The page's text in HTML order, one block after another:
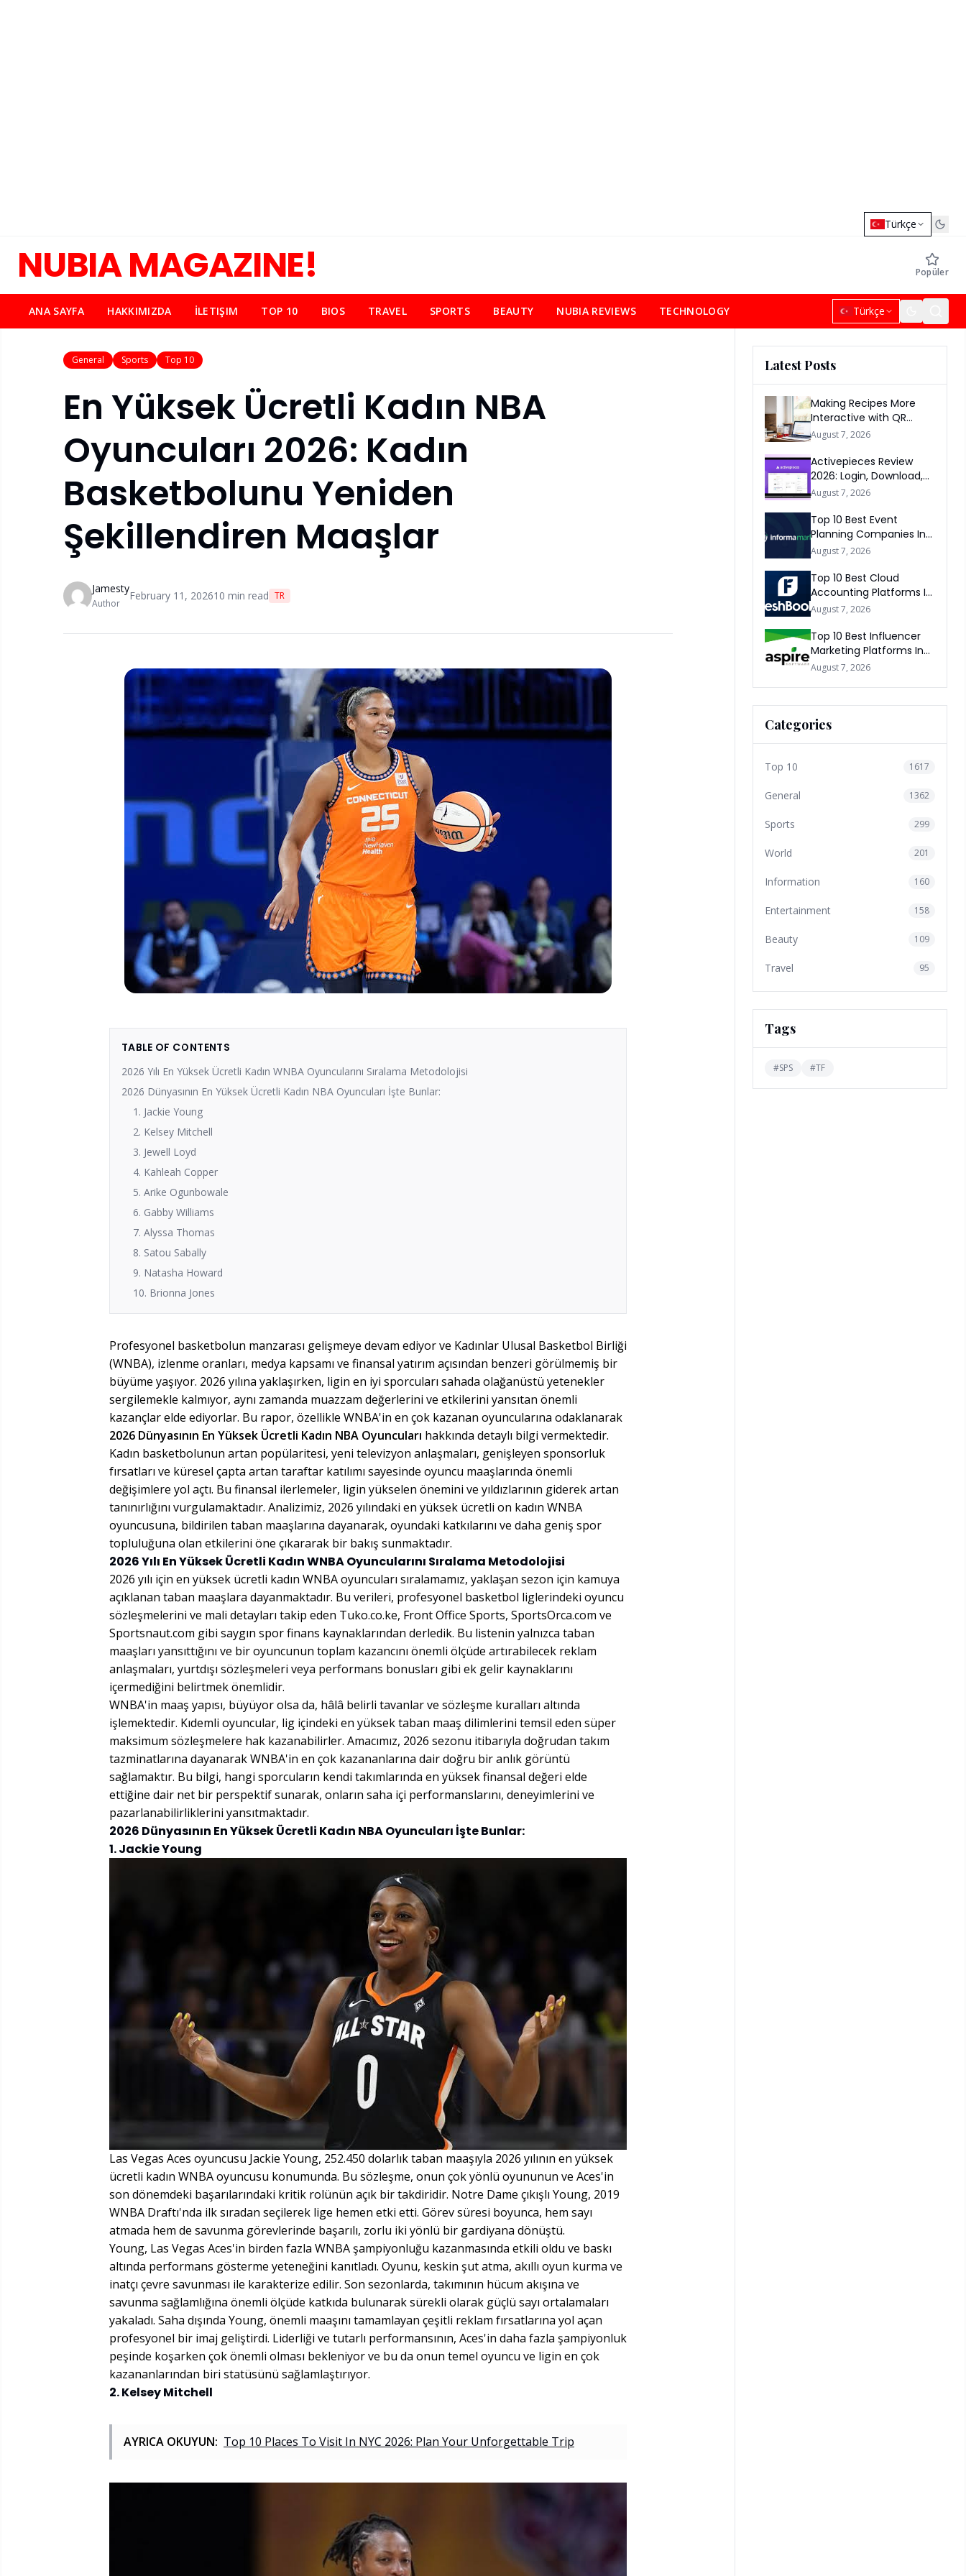
Türkçe
NUBIA MAGAZINE! Popüler
ANA SAYFA HAKKIMIZDA İLETIŞIM TOP 10 BIOS TRAVEL SPORTS BEAUTY NUBIA REVIEWS TECHNOLOGY Türkçe
General Sports Top 10
En Yüksek Ücretli Kadın NBA
Oyuncuları 2026: Kadın
Basketbolunu Yeniden
Şekillendiren Maaşlar
Jamesty
Author
February 11, 202610 min read TR
TABLE OF CONTENTS
2026 Yılı En Yüksek Ücretli Kadın WNBA Oyuncularını Sıralama Metodolojisi
2026 Dünyasının En Yüksek Ücretli Kadın NBA Oyuncuları İşte Bunlar:
1. Jackie Young
2. Kelsey Mitchell
3. Jewell Loyd
4. Kahleah Copper
5. Arike Ogunbowale
6. Gabby Williams
7. Alyssa Thomas
8. Satou Sabally
9. Natasha Howard
10. Brionna Jones
Profesyonel basketbolun manzarası gelişmeye devam ediyor ve Kadınlar Ulusal Basketbol Birliği
(WNBA), izlenme oranları, medya kapsamı ve finansal yatırım açısından benzeri görülmemiş bir
büyüme yaşıyor. 2026 yılına yaklaşırken, ligin en iyi sporcuları sahada olağanüstü yetenekler
sergilemekle kalmıyor, aynı zamanda muazzam değerlerini ve etkilerini yansıtan önemli
kazançlar elde ediyorlar. Bu rapor, özellikle WNBA'in en çok kazanan oyuncularına odaklanarak
2026 Dünyasının En Yüksek Ücretli Kadın NBA Oyuncuları hakkında detaylı bilgi vermektedir.
Kadın basketbolunun artan popülaritesi, yeni televizyon anlaşmaları, genişleyen sponsorluk
fırsatları ve küresel çapta artan taraftar katılımı sayesinde oyuncu maaşlarında önemli
değişimlere yol açtı. Bu finansal ilerlemeler, ligin yükselen önemini ve yıldızlarının giderek artan
tanınırlığını vurgulamaktadır. Analizimiz, 2026 yılındaki en yüksek ücretli on kadın WNBA
oyuncusuna, bildirilen taban maaşlarına dayanarak, oyundaki katkılarını ve daha geniş spor
topluluğuna olan etkilerini öne çıkararak bir bakış sunmaktadır.
2026 Yılı En Yüksek Ücretli Kadın WNBA Oyuncularını Sıralama Metodolojisi
2026 yılı için en yüksek ücretli kadın WNBA oyuncuları sıralamamız, yaklaşan sezon için kamuya
açıklanan taban maaşlara dayanmaktadır. Bu verileri, profesyonel basketbol liglerindeki oyuncu
sözleşmelerini ve mali detayları takip eden Tuko.co.ke, Front Office Sports, SportsOrca.com ve
Sportsnaut.com gibi saygın spor finans kaynaklarından derledik. Bu listenin yalnızca taban
maaşları yansıttığını ve bir oyuncunun toplam kazancını önemli ölçüde artırabilecek reklam
anlaşmaları, yurtdışı sözleşmeleri veya performans bonusları gibi ek gelir kaynaklarını
içermediğini belirtmek önemlidir.
WNBA'in maaş yapısı, büyüyor olsa da, hâlâ belirli tavanlar ve sözleşme kuralları altında
işlemektedir. Kıdemli oyuncular, lig içindeki en yüksek taban maaş dilimlerini temsil eden süper
maksimum sözleşmelere hak kazanabilirler. Amacımız, 2026 sezonu itibarıyla doğrudan takım
tazminatlarına dayanarak WNBA'in en çok kazananlarına dair doğru bir anlık görüntü
sağlamaktır. Bu bilgi, hangi sporcuların kendi takımlarında en yüksek finansal değeri elde
ettiğine dair net bir perspektif sunarak, onların saha içi performanslarını, deneyimlerini ve
pazarlanabilirliklerini yansıtmaktadır.
2026 Dünyasının En Yüksek Ücretli Kadın NBA Oyuncuları İşte Bunlar:
1. Jackie Young
Las Vegas Aces oyuncusu Jackie Young, 252.450 dolarlık taban maaşıyla 2026 yılının en yüksek
ücretli kadın WNBA oyuncusu konumunda. Bu sözleşme, onun çok yönlü oyununun ve Aces'in
son dönemdeki başarılarındaki kritik rolünün açık bir takdiridir. Notre Dame çıkışlı Young, 2019
WNBA Draftı'nda ilk sıradan seçilerek lige hemen etki etti. Görev süresi boyunca, hem sayı
atmada hem de savunma görevlerinde başarılı, zorlu iki yönlü bir gardiyana dönüştü.
Young, Las Vegas Aces'in birden fazla WNBA şampiyonluğu kazanmasında etkili oldu ve baskı
altında performans gösterme yeteneğini kanıtladı. Oyunu, keskin şut atma, akıllı oyun kurma ve
inatçı çevre savunması ile karakterize edilir. Son sezonlarda, takımının hücum akışına ve
savunma sağlamlığına önemli ölçüde katkıda bulunarak sürekli olarak güçlü sayı ortalamaları
yakaladı. Saha dışında Young, önemli maaşını tamamlayan çeşitli reklam fırsatlarına yol açan
profesyonel bir imaj geliştirdi. Liderliği ve tutarlı performansının, Aces'in daha fazla şampiyonluk
peşinde koşarken çok önemli olması bekleniyor ve bu da onun temel oyuncu ve ligin en çok
kazananlarından biri statüsünü sağlamlaştırıyor.
2. Kelsey Mitchell
AYRICA OKUYUN: Top 10 Places To Visit In NYC 2026: Plan Your Unforgettable Trip
Latest Posts
Making Recipes More
Interactive with QR
Codes
August 7, 2026
Activepieces Review
2026: Login, Download,
AI, Pricing, Automation &
August 7, 2026
Top 10 Best Event
Planning Companies In
The World 2026
August 7, 2026
Top 10 Best Cloud
Accounting Platforms In
The World 2026
August 7, 2026
Top 10 Best Influencer
Marketing Platforms In
The World 2026
August 7, 2026
Categories
Top 10 1617
General 1362
Sports 299
World 201
Information 160
Entertainment 158
Beauty 109
Travel 95
Tags
#SPS #TF